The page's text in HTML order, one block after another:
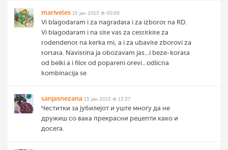
mariveles 15 јан 2015 @ 00:09
Vi blagodaram i za nagradata i za izborot na RD.
Vi blagodaram i na site vas za cestitkite za
rodendenot na kerka mi, a i za ubavite zborovi za
tortata. Navistina ja obozavam jas...i beze-korata
od belki a i filot od popareni orevi...odlicna
kombinacija se
sanjasnezana 15 јан 2015 @ 13:37
Честитки за јубилејот и уште многу да не
дружиш со вака прекрасни рецепти како и
досега.